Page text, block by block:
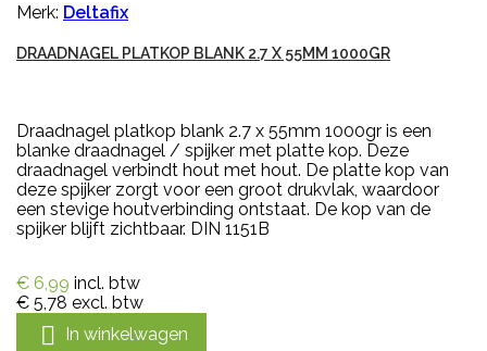
Merk: Deltafix
DRAADNAGEL PLATKOP BLANK 2.7 X 55MM 1000GR
Draadnagel platkop blank 2.7 x 55mm 1000gr is een
blanke draadnagel / spijker met platte kop. Deze
draadnagel verbindt hout met hout. De platte kop van
deze spijker zorgt voor een groot drukvlak, waardoor
een stevige houtverbinding ontstaat. De kop van de
spijker blijft zichtbaar. DIN 1151B
€ 6,99 incl. btw
€ 5,78 excl. btw
 In winkelwagen